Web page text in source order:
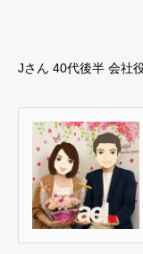
Jさん 40代後半 会社